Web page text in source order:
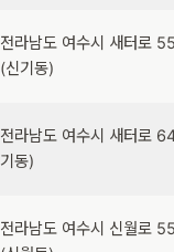
전라남도 여수시 새터로
(신기동)
전라남도 여수시 새터로
기동)
전라남도 여수시 신월로